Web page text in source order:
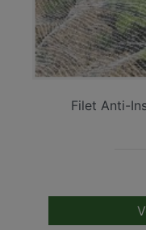
Filet Anti-